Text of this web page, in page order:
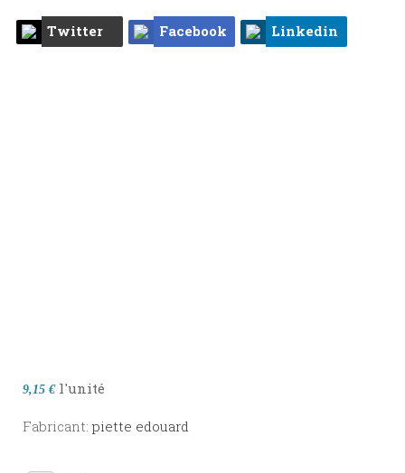
Twitter Facebook Linkedin
9,15 € l'unité
Fabricant: piette edouard